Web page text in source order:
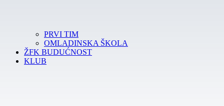
PRVI TIM
OMLADINSKA ŠKOLA
ŽFK BUDUĆNOST
KLUB